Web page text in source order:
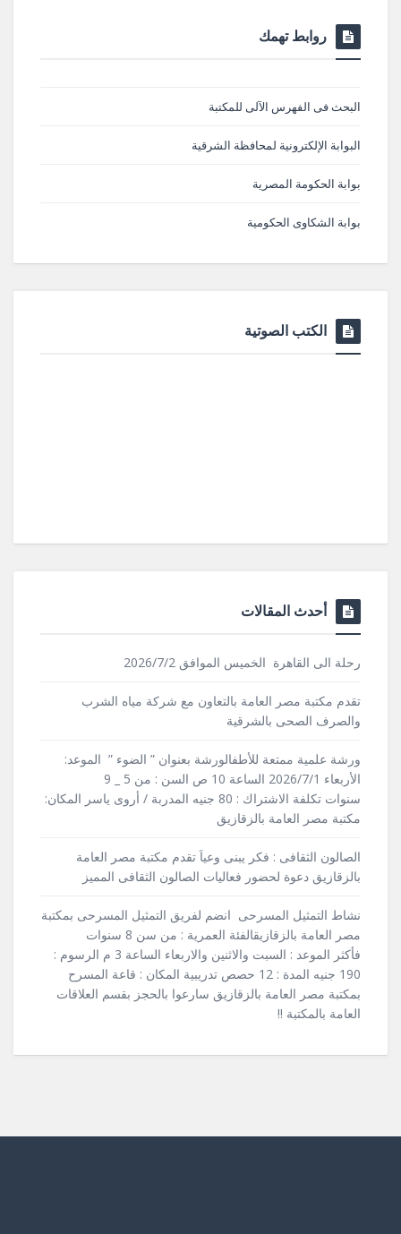
روابط تهمك
البحث فى الفهرس الآلى للمكتبة
البوابة الإلكترونية لمحافظة الشرقية
بوابة الحكومة المصرية
بوابة الشكاوى الحكومية
الكتب الصوتية
أحدث المقالات
رحلة الى القاهرة الخميس الموافق 2026/7/2
تقدم مكتبة مصر العامة بالتعاون مع شركة مياه الشرب
والصرف الصحى بالشرقية
ورشة علمية ممتعة للأطفالورشة بعنوان ” الضوء ” الموعد:
الأربعاء 2026/7/1 الساعة 10 ص السن : من 5 _ 9
سنوات تكلفة الاشتراك : 80 جنيه المدربة / أروى ياسر المكان:
مكتبة مصر العامة بالزقازيق
الصالون الثقافى : فكر يبنى وعياَ تقدم مكتبة مصر العامة
بالزقازيق دعوة لحضور فعاليات الصالون الثقافى المميز
نشاط التمثيل المسرحى انضم لفريق التمثيل المسرحى بمكتبة
مصر العامة بالزقازيقالفئة العمرية : من سن 8 سنوات
فأكثر الموعد : السبت والاثنين والاربعاء الساعة 3 م الرسوم :
190 جنيه المدة : 12 حصص تدريبية المكان : قاعة المسرح
بمكتبة مصر العامة بالزقازيق سارعوا بالحجز بقسم العلاقات
العامة بالمكتبة !!